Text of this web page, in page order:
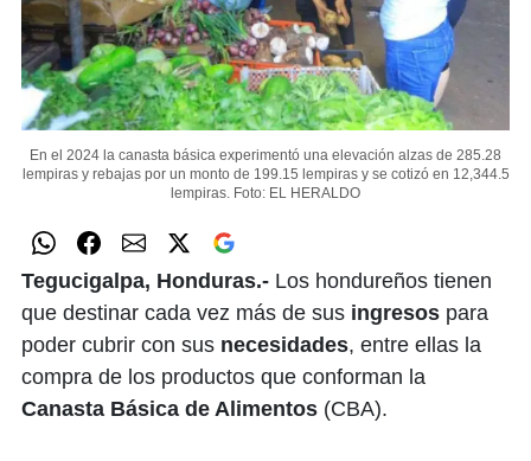
En el 2024 la canasta básica experimentó una elevación alzas de 285.28
lempiras y rebajas por un monto de 199.15 lempiras y se cotizó en 12,344.5
lempiras. Foto: EL HERALDO
Tegucigalpa, Honduras.- Los hondureños tienen
que destinar cada vez más de sus ingresos para
poder cubrir con sus necesidades, entre ellas la
compra de los productos que conforman la
Canasta Básica de Alimentos (CBA).